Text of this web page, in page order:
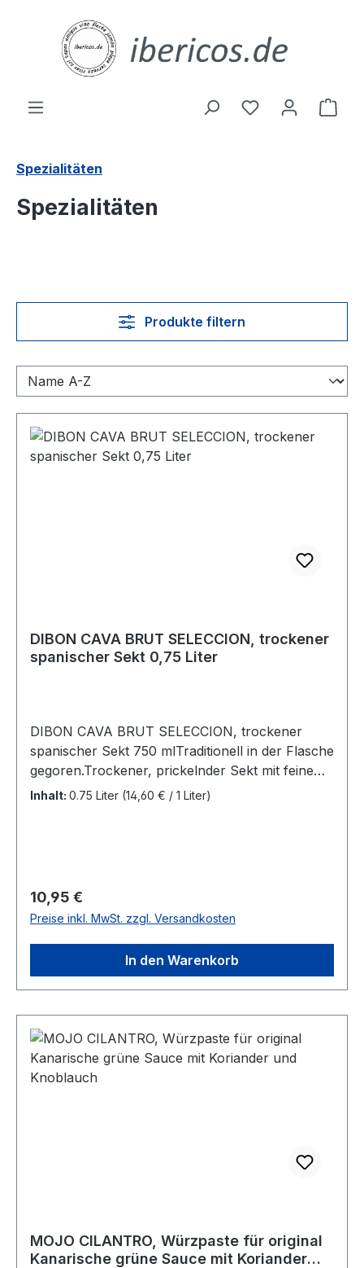
Zum Hauptinhalt springen
Du hast 0
Spezialitäten
Spezialitäten
Produkte filtern
DIBON CAVA BRUT SELECCION, trockener
spanischer Sekt 0,75 Liter
DIBON CAVA BRUT SELECCION, trockener
spanischer Sekt 750 mlTraditionell in der Flasche
gegoren.Trockener, prickelnder Sekt mit feinem
beständigem SchaumHerkunft:Spanien,
Inhalt: 0.75 Liter (14,60 € / 1 Liter)
Regulärer Preis:
10,95 €
Preise inkl. MwSt. zzgl. Versandkosten
In den Warenkorb
MOJO CILANTRO, Würzpaste für original
Kanarische grüne Sauce mit Koriander